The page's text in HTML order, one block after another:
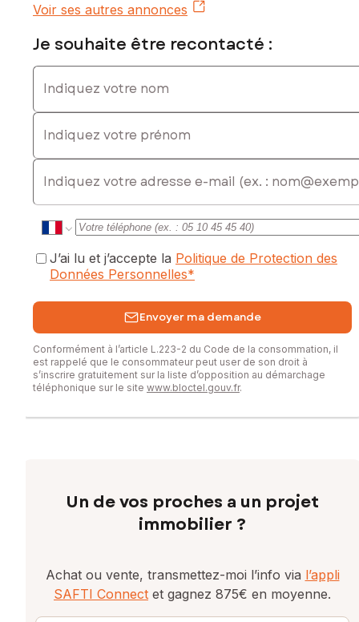
Voir ses autres annonces
Je souhaite être recontacté :
Indiquez votre nom
Indiquez votre prénom
E-mail
J’ai lu et j’accepte la Politique de Protection des
Données Personnelles*
Envoyer ma demande
Conformément à l’article L.223-2 du Code de la consommation, il
est rappelé que le consommateur peut user de son droit à
s’inscrire gratuitement sur la liste d’opposition au démarchage
téléphonique sur le site www.bloctel.gouv.fr.
Un de vos proches a un projet
immobilier ?
Achat ou vente, transmettez-moi l’info via l’appli
SAFTI Connect et gagnez 875€ en moyenne.